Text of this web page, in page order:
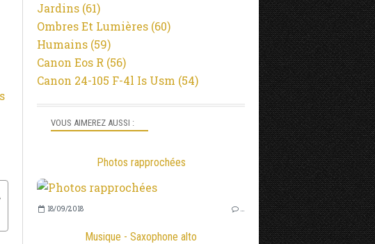
VOUS AIMEREZ AUSSI :
Photos rapprochées
18/09/2018 …
Musique - Saxophone alto
Jardins (61)
Ombres Et Lumières (60)
Humains (59)
Canon Eos R (56)
Canon 24-105 F-4l Is Usm (54)